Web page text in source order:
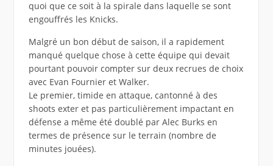
quoi que ce soit à la spirale dans laquelle se sont
engouffrés les Knicks.
Malgré un bon début de saison, il a rapidement
manqué quelque chose à cette équipe qui devait
pourtant pouvoir compter sur deux recrues de choix
avec Evan Fournier et Walker.
Le premier, timide en attaque, cantonné à des
shoots exter et pas particulièrement impactant en
défense a même été doublé par Alec Burks en
termes de présence sur le terrain (nombre de
minutes jouées).